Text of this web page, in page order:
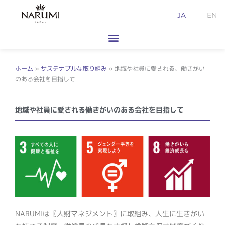
JA EN
ホーム » サステナブルな取り組み » 地域や社員に愛される、働きがい
のある会社を目指して
地域や社員に愛される働きがいのある会社を目指して
NARUMIは〖人財マネジメント〗に取組み、人生に生きがい